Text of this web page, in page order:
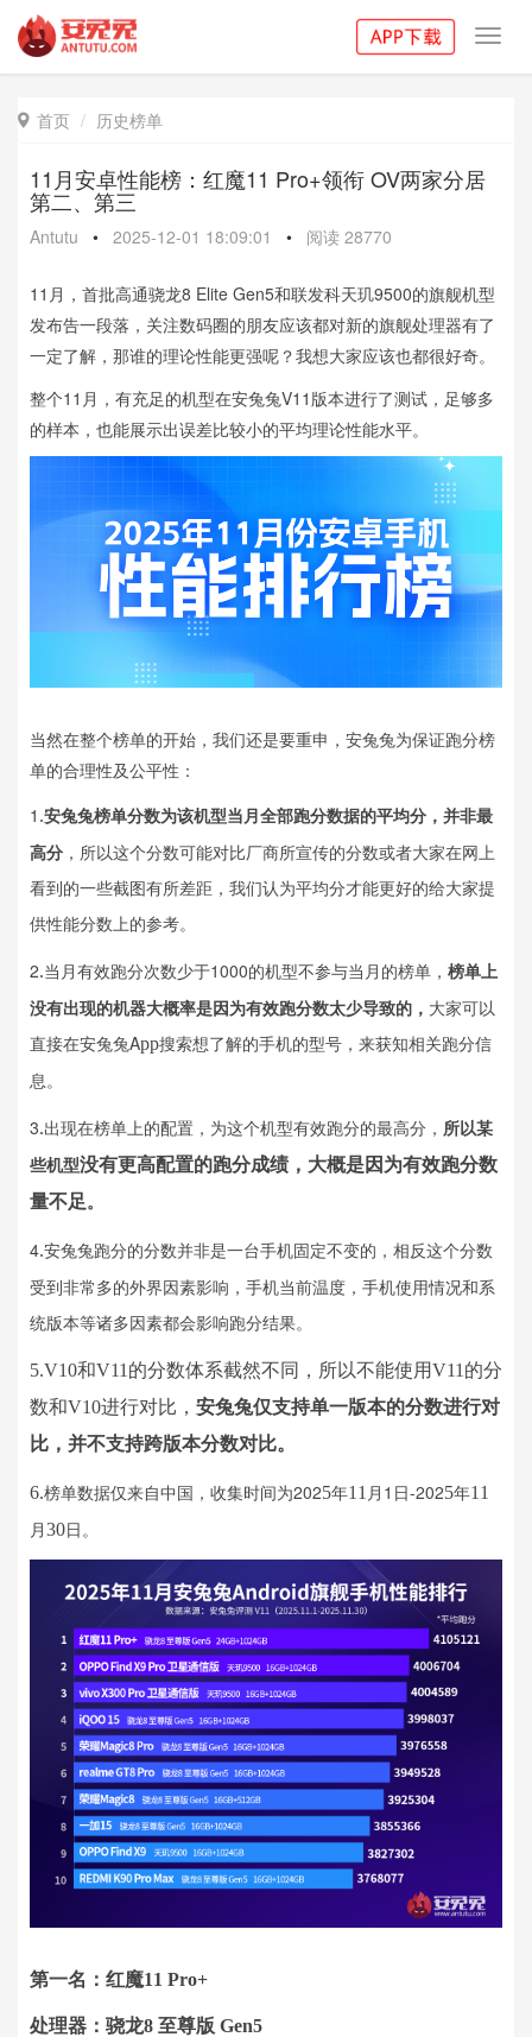
 首页 历史榜单
11月安卓性能榜：红魔11 Pro+领衔 OV两家分居
第二、第三
Antutu • 2025-12-01 18:09:01 • 阅读 28770
11月，首批高通骁龙8 Elite Gen5和联发科天玑9500的旗舰机型
发布告一段落，关注数码圈的朋友应该都对新的旗舰处理器有了
一定了解，那谁的理论性能更强呢？我想大家应该也都很好奇。
整个11月，有充足的机型在安兔兔V11版本进行了测试，足够多
的样本，也能展示出误差比较小的平均理论性能水平。
当然在整个榜单的开始，我们还是要重申，安兔兔为保证跑分榜
单的合理性及公平性：
1 .安兔兔榜单分数为该机型当月全部跑分数据的平均分，并非最
高分 ，所以这个分数可能对比厂商所宣传的分数或者大家在网上
看到的一些截图有所差距，我们认为平均分才能更好的给大家提
供性能分数上的参考。
2.当月有效跑分次数少于1000的机型不参与当月的榜单， 榜单上
没有出现的机器大概率是因为有效跑分数太少导致的， 大家可以
直接在安兔兔App搜索想了解的手机的型号，来获知相关跑分信
息。
3.出现在榜单上的配置，为这个机型有效跑分的最高分， 所以某
些机型没有更高配置的跑分成绩，大概是因为有效跑分数
量不足。
4.安兔兔跑分的分数并非是一台手机固定不变的，相反这个分数
受到非常多的外界因素影响，手机当前温度，手机使用情况和系
统版本等诸多因素都会影响跑分结果。
5.V10和V11的分数体系截然不同，所以不能使用V11的分
数和V10进行对比， 安兔兔仅支持单一版本的分数进行对
比，并不支持跨版本分数对比。
6.榜单数据仅来自中国，收集时间为2025年11 月1日-2025年11
月30日。
第一名：红魔11 Pro+
处理器：骁龙8 至尊版 Gen5